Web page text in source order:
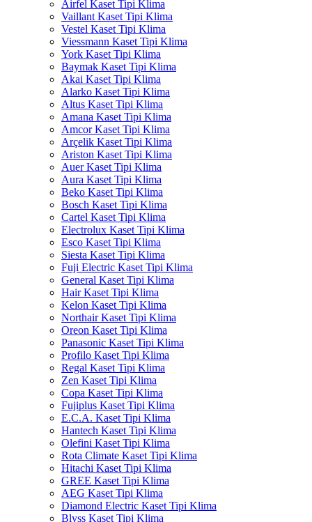
Airfel Kaset Tipi Klima
Vaillant Kaset Tipi Klima
Vestel Kaset Tipi Klima
Viessmann Kaset Tipi Klima
York Kaset Tipi Klima
Baymak Kaset Tipi Klima
Akai Kaset Tipi Klima
Alarko Kaset Tipi Klima
Altus Kaset Tipi Klima
Amana Kaset Tipi Klima
Amcor Kaset Tipi Klima
Arçelik Kaset Tipi Klima
Ariston Kaset Tipi Klima
Auer Kaset Tipi Klima
Aura Kaset Tipi Klima
Beko Kaset Tipi Klima
Bosch Kaset Tipi Klima
Cartel Kaset Tipi Klima
Electrolux Kaset Tipi Klima
Esco Kaset Tipi Klima
Siesta Kaset Tipi Klima
Fuji Electric Kaset Tipi Klima
General Kaset Tipi Klima
Hair Kaset Tipi Klima
Kelon Kaset Tipi Klima
Northair Kaset Tipi Klima
Oreon Kaset Tipi Klima
Panasonic Kaset Tipi Klima
Profilo Kaset Tipi Klima
Regal Kaset Tipi Klima
Zen Kaset Tipi Klima
Copa Kaset Tipi Klima
Fujiplus Kaset Tipi Klima
E.C.A. Kaset Tipi Klima
Hantech Kaset Tipi Klima
Olefini Kaset Tipi Klima
Rota Climate Kaset Tipi Klima
Hitachi Kaset Tipi Klima
GREE Kaset Tipi Klima
AEG Kaset Tipi Klima
Diamond Electric Kaset Tipi Klima
Blyss Kaset Tipi Klima